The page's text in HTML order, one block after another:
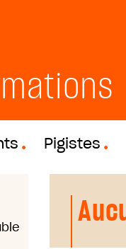
Pigistes